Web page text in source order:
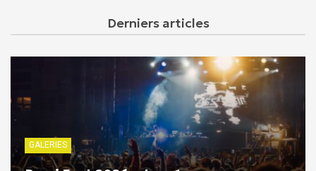
Derniers articles
GALERIES